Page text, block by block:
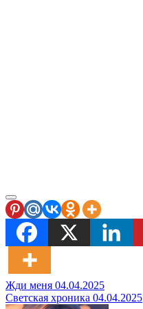
Навигация
Жди меня 04.04.2025
Светская хроника 04.04.2025